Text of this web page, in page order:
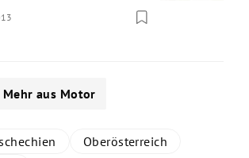
Mehr aus Motor
Oberösterreich